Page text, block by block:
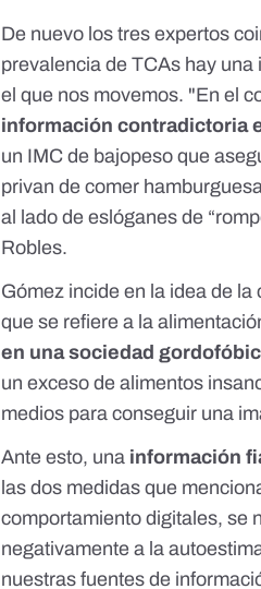
De nuevo los tres expertos
prevalencia de TCAs hay una
el que nos movemos. "En el
información contradictoria
un IMC de bajopeso que
privan de comer
al lado de eslóganes de
Robles.
Gómez incide en la idea de
que se refiere a la
en una sociedad
un exceso de alimentos
medios para conseguir una
Ante esto, una información
las dos medidas que
comportamiento digitales, se
negativamente a la
nuestras fuentes de